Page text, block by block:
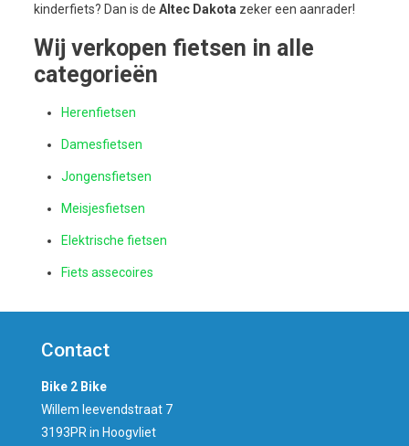
kinderfiets? Dan is de Altec Dakota zeker een aanrader!
Wij verkopen fietsen in alle
categorieën
Herenfietsen
Damesfietsen
Jongensfietsen
Meisjesfietsen
Elektrische fietsen
Fiets assecoires
Contact
Bike 2 Bike
Willem leevendstraat 7
3193PR in Hoogvliet